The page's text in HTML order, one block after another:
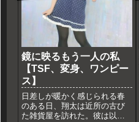
鏡に映るもう一人の私
【TSF、変身、ワンピー
ス】
日差しが暖かく感じられる春
のある日、翔太は近所の古び
た雑貨屋を訪れた。彼は以前